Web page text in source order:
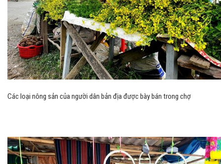
Các loại nông sản của người dân bản địa được bày bán trong chợ